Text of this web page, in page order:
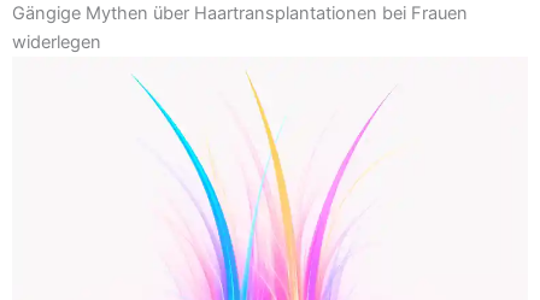
Gängige Mythen über Haartransplantationen bei Frauen
widerlegen